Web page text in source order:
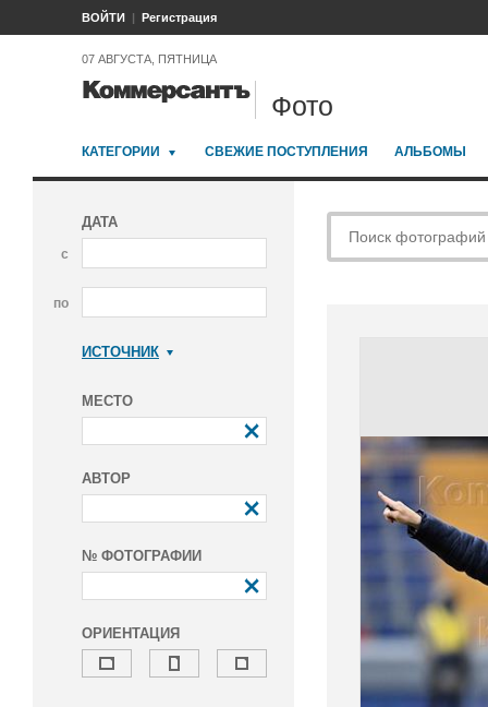
ВОЙТИ Регистрация
07 АВГУСТА, ПЯТНИЦА
Фото
КАТЕГОРИИ СВЕЖИЕ ПОСТУПЛЕНИЯ АЛЬБОМЫ
ДАТА
с
по
ИСТОЧНИК
МЕСТО
АВТОР
№ ФОТОГРАФИИ
ОРИЕНТАЦИЯ